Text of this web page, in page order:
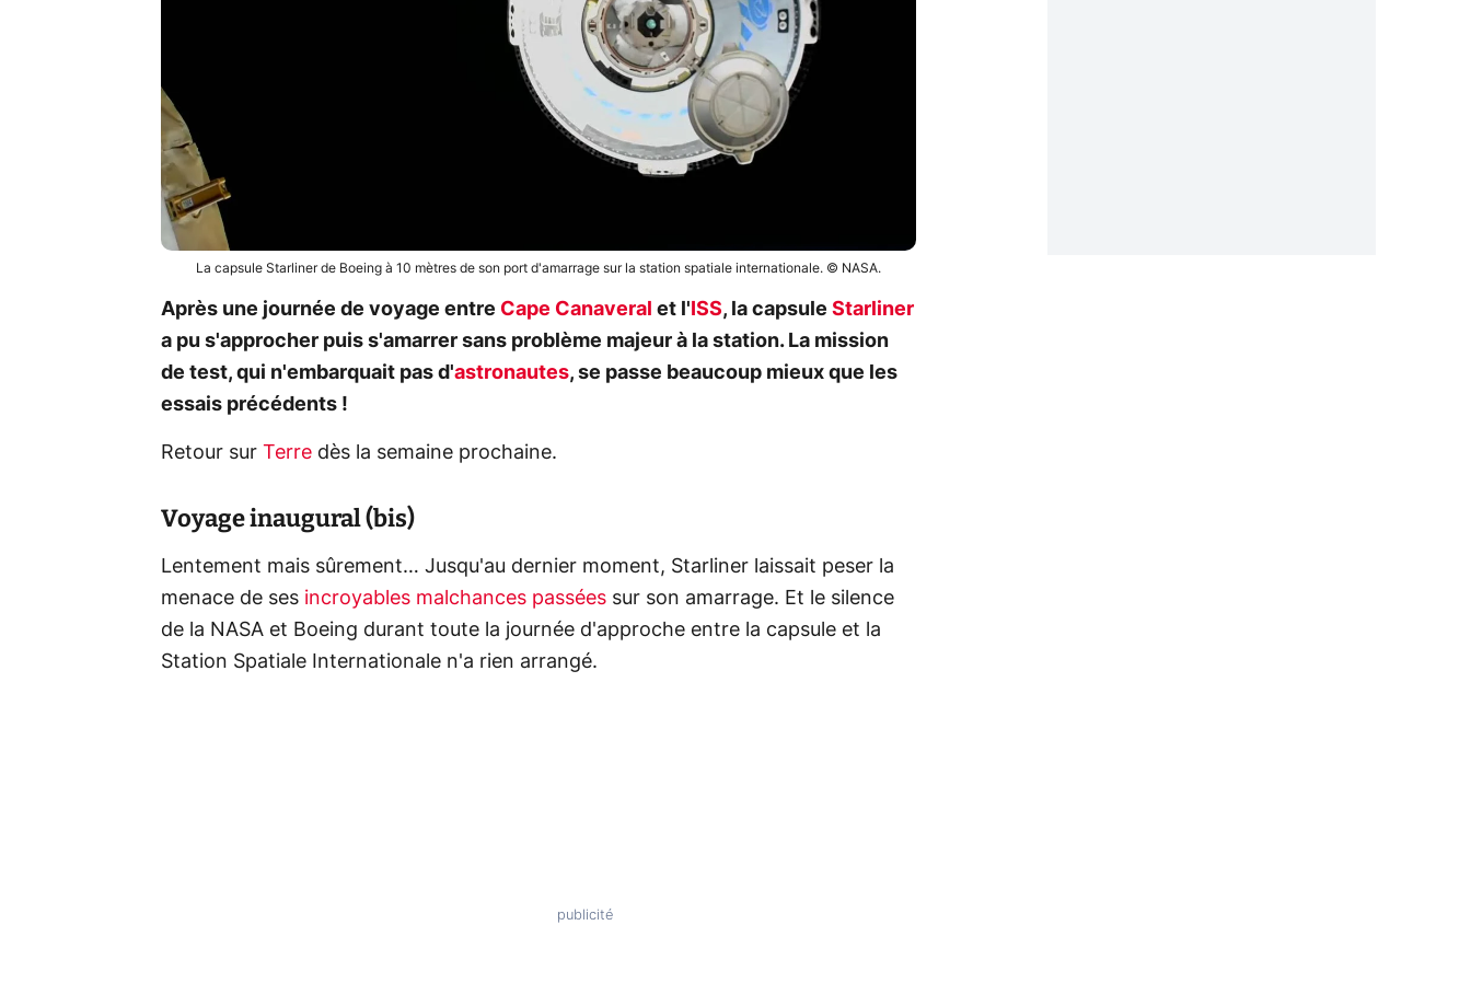
La capsule Starliner de Boeing à 10 mètres de son port d'amarrage sur la station spatiale internationale. © NASA.
Après une journée de voyage entre Cape Canaveral et l' ISS, la capsule Starliner
a pu s'approcher puis s'amarrer sans problème majeur à la station. La mission
de test, qui n'embarquait pas d'astronautes, se passe beaucoup mieux que les
essais précédents !
Retour sur Terre dès la semaine prochaine.
Voyage inaugural (bis)
Lentement mais sûrement… Jusqu'au dernier moment, Starliner laissait peser la
menace de ses incroyables malchances passées sur son amarrage. Et le silence
de la NASA et Boeing durant toute la journée d'approche entre la capsule et la
Station Spatiale Internationale n'a rien arrangé.